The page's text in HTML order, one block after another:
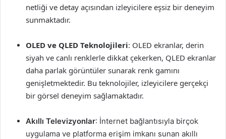
netliği ve detay açısından izleyicilere eşsiz bir deneyim
sunmaktadır.
OLED ve QLED Teknolojileri: OLED ekranlar, derin
siyah ve canlı renklerle dikkat çekerken, QLED ekranlar
daha parlak görüntüler sunarak renk gamını
genişletmektedir. Bu teknolojiler, izleyicilere gerçekçi
bir görsel deneyim sağlamaktadır.
Akıllı Televizyonlar: İnternet bağlantısıyla birçok
uygulama ve platforma erişim imkanı sunan akıllı